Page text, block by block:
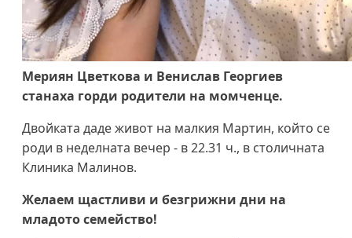
Мериян Цветкова и Венислав Георгиев
станаха горди родители на момченце.
Двойката даде живот на малкия Мартин, който се
роди в неделната вечер - в 22.31 ч., в столичната
Клиника Малинов.
Желаем щастливи и безгрижни дни на
младото семейство!